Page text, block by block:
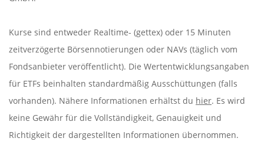
Kurse sind entweder Realtime- (gettex) oder 15 Minuten
zeitverzögerte Börsennotierungen oder NAVs (täglich vom
Fondsanbieter veröffentlicht). Die Wertentwicklungsangaben
für ETFs beinhalten standardmäßig Ausschüttungen (falls
vorhanden). Nähere Informationen erhältst du hier. Es wird
keine Gewähr für die Vollständigkeit, Genauigkeit und
Richtigkeit der dargestellten Informationen übernommen.